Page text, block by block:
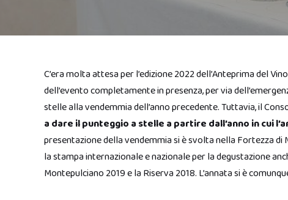
C’era molta attesa per l’edizione 2022 dell’Anteprima del
dell’evento completamente in presenza, per via
stelle alla vendemmia dell’anno precedente. Tuttavia, il
a dare il punteggio a stelle a partire dall’anno in cui
presentazione della vendemmia si è svolta nella Fortezza
la stampa internazionale e nazionale per la degustazione
Montepulciano 2019 e la Riserva 2018. L’annata si è